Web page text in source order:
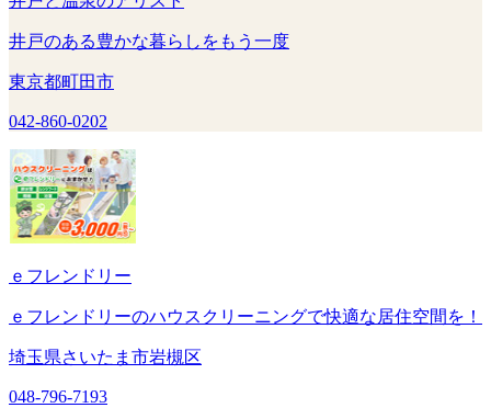
井戸のある豊かな暮らしをもう一度
東京都町田市
042-860-0202
ｅフレンドリー
ｅフレンドリーのハウスクリーニングで快適な居住空間を！
埼玉県さいたま市岩槻区
048-796-7193